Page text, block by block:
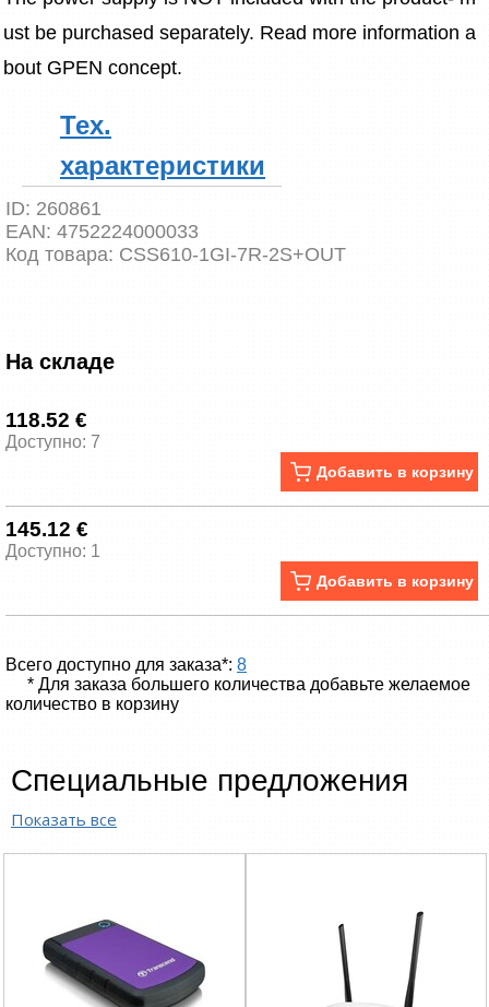
ust be purchased separately. Read more information a
bout GPEN concept.
Тех.
характеристики
ID: 260861
EAN: 4752224000033
Код товара: CSS610-1GI-7R-2S+OUT
На складе
118.52 €
Доступно: 7
Добавить в корзину
145.12 €
Доступно: 1
Добавить в корзину
Всего доступно для заказа*: 8
* Для заказа большего количества добавьте желаемое
количество в корзину
Специальные предложения
Показать все